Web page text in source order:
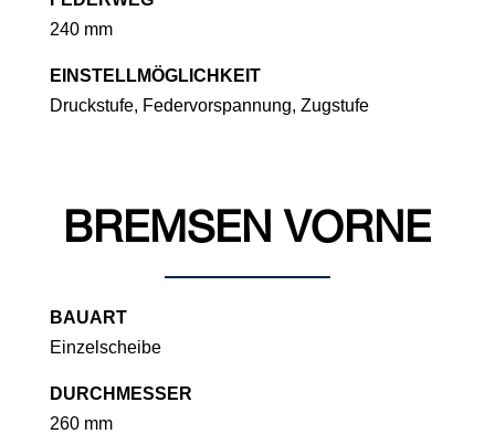
240 mm
EINSTELLMÖGLICHKEIT
Druckstufe, Federvorspannung, Zugstufe
BREMSEN VORNE
BAUART
Einzelscheibe
DURCHMESSER
260 mm